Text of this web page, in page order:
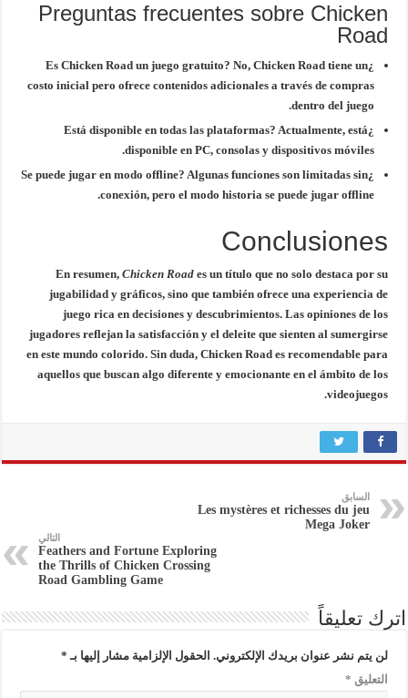
Preguntas frecuentes sobre Chicken
Road
¿Es Chicken Road un juego gratuito?
No, Chicken Road tiene un
costo inicial pero ofrece contenidos adicionales a través de compras
dentro del juego.
¿Está disponible en todas las plataformas?
Actualmente, está
disponible en PC, consolas y dispositivos móviles.
¿Se puede jugar en modo offline?
Algunas funciones son limitadas sin
conexión, pero el modo historia se puede jugar offline.
Conclusiones
En resumen, Chicken Roades un título que no solo destaca por su
jugabilidad y gráficos, sino que también ofrece una experiencia de
juego rica en decisiones y descubrimientos. Las opiniones de los
jugadores reflejan la satisfacción y el deleite que sienten al sumergirse
en este mundo colorido. Sin duda, Chicken Road es recomendable para
aquellos que buscan algo diferente y emocionante en el ámbito de los
videojuegos.
السابق
Les mystères et richesses du jeu
Mega Joker
التالي
Feathers and Fortune Exploring
the Thrills of Chicken Crossing
Road Gambling Game
اترك تعليقاً
لن يتم نشر عنوان بريدك الإلكتروني. الحقول الإلزامية مشار إليها بـ *
التعليق *